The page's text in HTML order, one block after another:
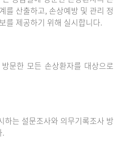
를 산출하고, 손상예방 및 관리 정
를 제공하기 위해 실시합니다.
문한 모든 손상환자를 대상으로
하는 설문조사와 의무기록조사 방
.